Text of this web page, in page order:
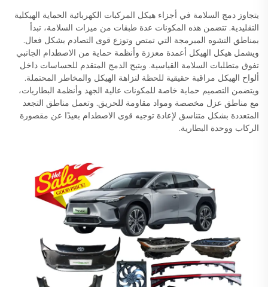
يتجاوز دمج السلامة في أجزاء هيكل المركبات الكهربائية الحماية الهيكلية
التقليدية. تتضمن هذه المكونات عدة طبقات من ميزات السلامة، تبدأ
بمناطق التشوه المبرمجة التي تمتص وتوزع قوى التصادم بشكل فعال.
ويشمل هيكل الهيكل أعمدة معززة وأنظمة حماية من الاصطدام الجانبي
تفوق متطلبات السلامة القياسية. ويتيح الدمج المتقدم للحساسات داخل
ألواح الهيكل مراقبة حقيقية للحظة لنزاهة الهيكل والمخاطر المحتملة.
ويتضمن التصميم حماية خاصة للمكونات عالية الجهد وأنظمة البطاريات،
مع مناطق عزل مخصصة ومواد مقاومة للحريق. وتعمل مناطق التجعد
المتعددة بشكل متناسق لإعادة توجيه قوى الاصطدام بعيدًا عن مقصورة
الركاب ووحدة البطارية.